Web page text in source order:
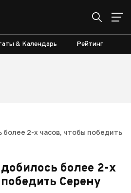
& Календарь Рейтинг
более 2-х часов, чтобы победить
более 2-х
Серену